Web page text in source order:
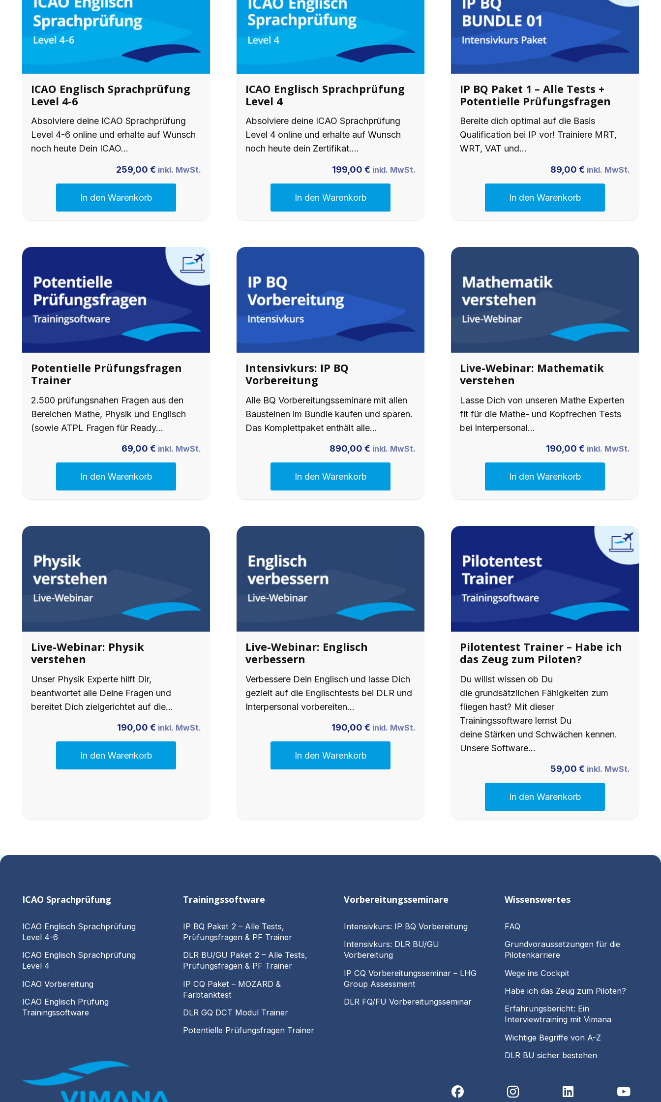
ICAO Englisch Sprachprüfung
Level 4-6
Absolviere deine ICAO Sprachprüfung
Level 4-6 online und erhalte auf Wunsch
noch heute Dein ICAO…
259,00 € inkl. MwSt.
In den Warenkorb
ICAO Englisch Sprachprüfung
Level 4
Absolviere deine ICAO Sprachprüfung
Level 4 online und erhalte auf Wunsch
noch heute dein Zertifikat.…
199,00 € inkl. MwSt.
In den Warenkorb
IP BQ Paket 1 – Alle Tests +
Potentielle Prüfungsfragen
Bereite dich optimal auf die Basis
Qualification bei IP vor! Trainiere MRT,
WRT, VAT und…
89,00 € inkl. MwSt.
In den Warenkorb
Potentielle Prüfungsfragen
Trainer
2.500 prüfungsnahen Fragen aus den
Bereichen Mathe, Physik und Englisch
(sowie ATPL Fragen für Ready…
69,00 € inkl. MwSt.
In den Warenkorb
Intensivkurs: IP BQ
Vorbereitung
Alle BQ Vorbereitungsseminare mit allen
Bausteinen im Bundle kaufen und sparen.
Das Komplettpaket enthält alle…
890,00 € inkl. MwSt.
In den Warenkorb
Live-Webinar: Mathematik
verstehen
Lasse Dich von unseren Mathe Experten
fit für die Mathe- und Kopfrechen Tests
bei Interpersonal…
190,00 € inkl. MwSt.
In den Warenkorb
Live-Webinar: Physik
verstehen
Unser Physik Experte hilft Dir,
beantwortet alle Deine Fragen und
bereitet Dich zielgerichtet auf die…
190,00 € inkl. MwSt.
In den Warenkorb
Live-Webinar: Englisch
verbessern
Verbessere Dein Englisch und lasse Dich
gezielt auf die Englischtests bei DLR und
Interpersonal vorbereiten…
190,00 € inkl. MwSt.
In den Warenkorb
Pilotentest Trainer – Habe ich
das Zeug zum Piloten?
Du willst wissen ob Du
die grundsätzlichen Fähigkeiten zum
fliegen hast? Mit dieser
Trainingssoftware lernst Du
deine Stärken und Schwächen kennen.
Unsere Software…
59,00 € inkl. MwSt.
In den Warenkorb
ICAO Sprachprüfung
ICAO Englisch Sprachprüfung
Level 4-6
ICAO Englisch Sprachprüfung
Level 4
ICAO Vorbereitung
ICAO Englisch Prüfung
Trainingssoftware
Trainingssoftware
IP BQ Paket 2 – Alle Tests,
Prüfungsfragen & PF Trainer
DLR BU/GU Paket 2 – Alle Tests,
Prüfungsfragen & PF Trainer
IP CQ Paket – MOZARD &
Farbtanktest
DLR GQ DCT Modul Trainer
Potentielle Prüfungsfragen Trainer
Vorbereitungsseminare
Intensivkurs: IP BQ Vorbereitung
Intensivkurs: DLR BU/GU
Vorbereitung
IP CQ Vorbereitungsseminar – LHG
Group Assessment
DLR FQ/FU Vorbereitungsseminar
Wissenswertes
FAQ
Grundvoraussetzungen für die
Pilotenkarriere
Wege ins Cockpit
Habe ich das Zeug zum Piloten?
Erfahrungsbericht: Ein
Interviewtraining mit Vimana
Wichtige Begriffe von A-Z
DLR BU sicher bestehen